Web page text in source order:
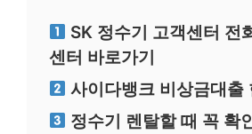
SK 정수기 고객센터 전
센터 바로가기
사이다뱅크 비상금대출
정수기 렌탈할 때 꼭 확